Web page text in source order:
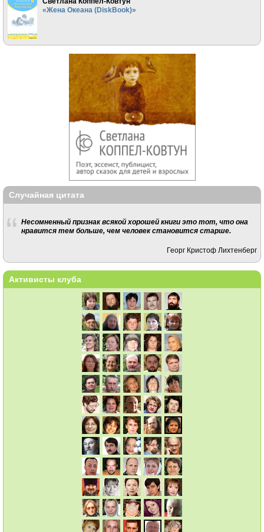
«Жена Океана (DiskBook)»
Случайная цитата
Несомненный признак всякой хорошей книги это тот, что она
нравится тем больше, чем человек становится старше.
Георг Кристоф Лихтенберг
Активисты клуба